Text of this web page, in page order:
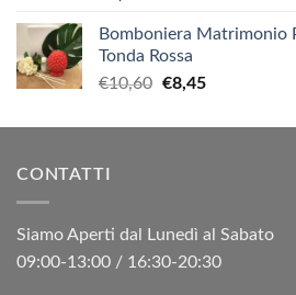
Bomboniera Matrimonio
Tonda Rossa
€10,60 Il
originale
€8,45Il
attuale
CONTATTI
Siamo Aperti dal Lunedì al Sabato
09:00-13:00 / 16:30-20:30